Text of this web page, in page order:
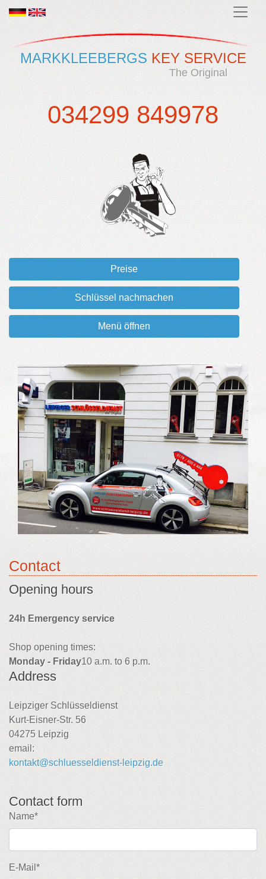
MARKKLEEBERGS KEY SERVICE
The Original
034299 849978
Preise
Schlüssel nachmachen
Menü öffnen
Contact
Opening hours
24h Emergency service
Shop opening times:
Monday - Friday10 a.m. to 6 p.m.
Address
Leipziger Schlüsseldienst
Kurt-Eisner-Str. 56
04275 Leipzig
email:
kontakt@schluesseldienst-leipzig.de
Contact form
Name*
E-Mail*